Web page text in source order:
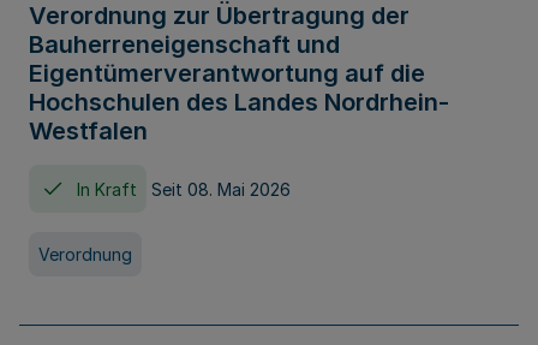
Verordnung zur Übertragung der
Bauherreneigenschaft und
Eigentümerverantwortung auf die
Hochschulen des Landes Nordrhein-
Westfalen
In Kraft Seit 08. Mai 2026
Verordnung